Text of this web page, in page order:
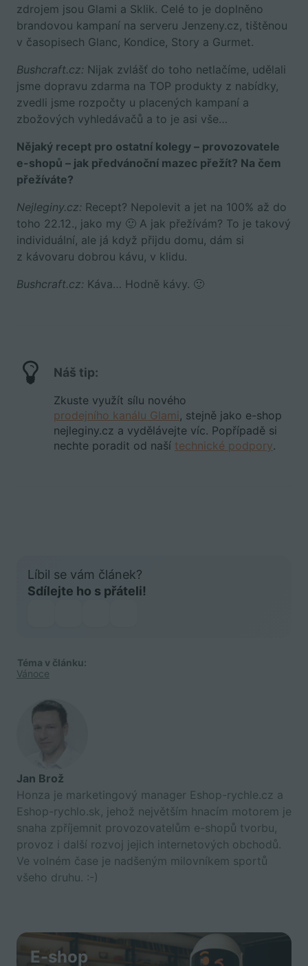
zdrojem jsou Glami a Sklik. Celé to je doplněno
brandovou kampaní na serveru Jenzeny.cz, tištěnou
v časopisech Glanc, Kondice, Story a Gurmet.
Bushcraft.cz: Nijak zvlášť do toho netlačíme, udělali
jsme dopravu zdarma na TOP produkty z nabídky,
zvedli jsme rozpočty u placených kampaní a
zbožových vyhledávačů a to je asi vše…
Nějaký recept pro ostatní kolegy – provozovatele
e-shopů – jak předvánoční mazec přežít? Na čem
přežíváte?
Nejleginy.cz: Recept? Nepolevit a jet na 100% až do
toho 22.12., jako my 🙂 A jak přežívám? To je takový
individuální, ale já když přijdu domu, dám si
z kávovaru dobrou kávu, v klidu.
Bushcraft.cz: Káva… Hodně kávy. 🙂
Náš tip:
Zkuste využít sílu nového
prodejního kanálu Glami, stejně jako e-shop
nejleginy.cz a vydělávejte víc. Popřípadě si
nechte poradit od naší technické podpory.
Líbil se vám článek?
Sdílejte ho s přáteli!
Téma v článku:
Vánoce
Jan Brož
Honza je marketingový manager Eshop-rychle.cz a
Eshop-rychlo.sk, jehož největším hnacím motorem je
snaha zpříjemnit provozovatelům e-shopů tvorbu,
provoz i další rozvoj jejich internetových obchodů.
Ve volném čase je nadšeným milovníkem sportů
všeho druhu. :-)
E-shop